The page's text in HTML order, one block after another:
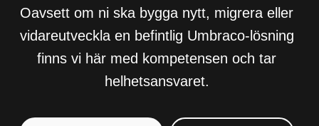
Oavsett om ni ska bygga nytt, migrera eller
vidareutveckla en befintlig Umbraco-lösning
finns vi här med kompetensen och tar
helhetsansvaret.